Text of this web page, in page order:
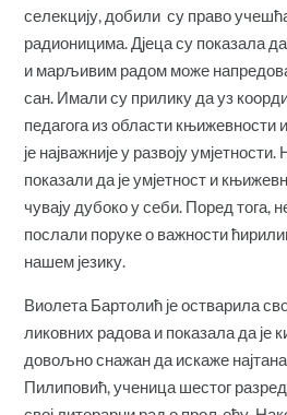
селекцију, добили су право
радионицима. Дјеца су показала
и марљивим радом може
сан. Имали су прилику да уз
педагога из области књижевности
је најважније у развоју
показали да је умјетност и
чувају дубоко у себи. Поред тога,
послали поруке о важности
нашем језику.
Виолета Бартолић је остварила
ликовних радова и показала да је
довољно снажан да искаже
Пилиповић, ученица шестог